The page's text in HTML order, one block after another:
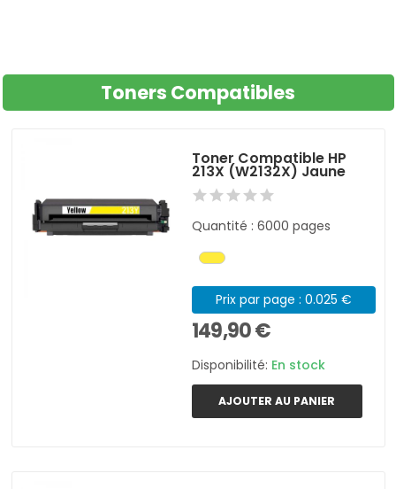
Toners Compatibles
Toner Compatible HP
213X (W2132X) Jaune
Quantité : 6000 pages
Prix par page : 0.025 €
149,90 €
Disponibilité: En stock
AJOUTER AU PANIER